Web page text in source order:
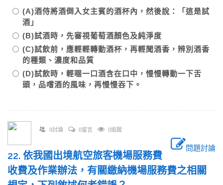
(A)酒侍將酒倒入女主賓的酒杯內，然後說：「這是試
酒」
(B)試酒時，先審視葡萄酒顏色及純淨度
(C)試飲前，應輕輕轉動酒杯，再輕聞酒香，辨別酒香
的種類、濃度和品質
(D)試飲時，輕啜一口酒含在口中，慢慢轉動一下舌
頭，品嚐酒的風味，再慢慢吞下。
0討論 0留言 0追蹤
問題討論
22. 依我國出境航空旅客機場服務費
收費及作業辦法，有關繳納機場服務費之相關